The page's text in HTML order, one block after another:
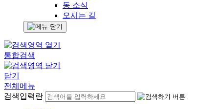
동 소식
오시는 길
통합검색
닫기
전체메뉴
검색입력란